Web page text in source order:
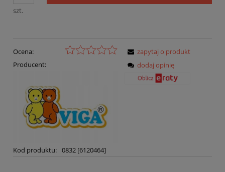
szt.
Ocena:
Producent:
Kod produktu: 0832 [6120464]
zapytaj o produkt
dodaj opinię